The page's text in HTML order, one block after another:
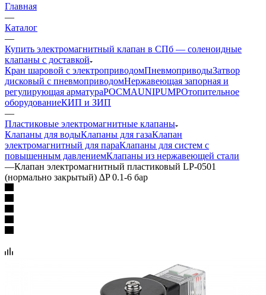
Главная
—
Каталог
—
Купить электромагнитный клапан в СПб — соленоидные
клапаны с доставкой
Кран шаровой с электроприводомПневмоприводыЗатвор
дисковый с пневмоприводомНержавеющая запорная и
регулирующая арматураРОСМАUNIPUMPОтопительное
оборудованиеКИП и ЗИП
—
Пластиковые электромагнитные клапаны
Клапаны для водыКлапаны для газаКлапан
электромагнитный для параКлапаны для систем с
повышенным давлениемКлапаны из нержавеющей стали
—Клапан электромагнитный пластиковый LP-0501
(нормально закрытый) ∆P 0.1-6 бар